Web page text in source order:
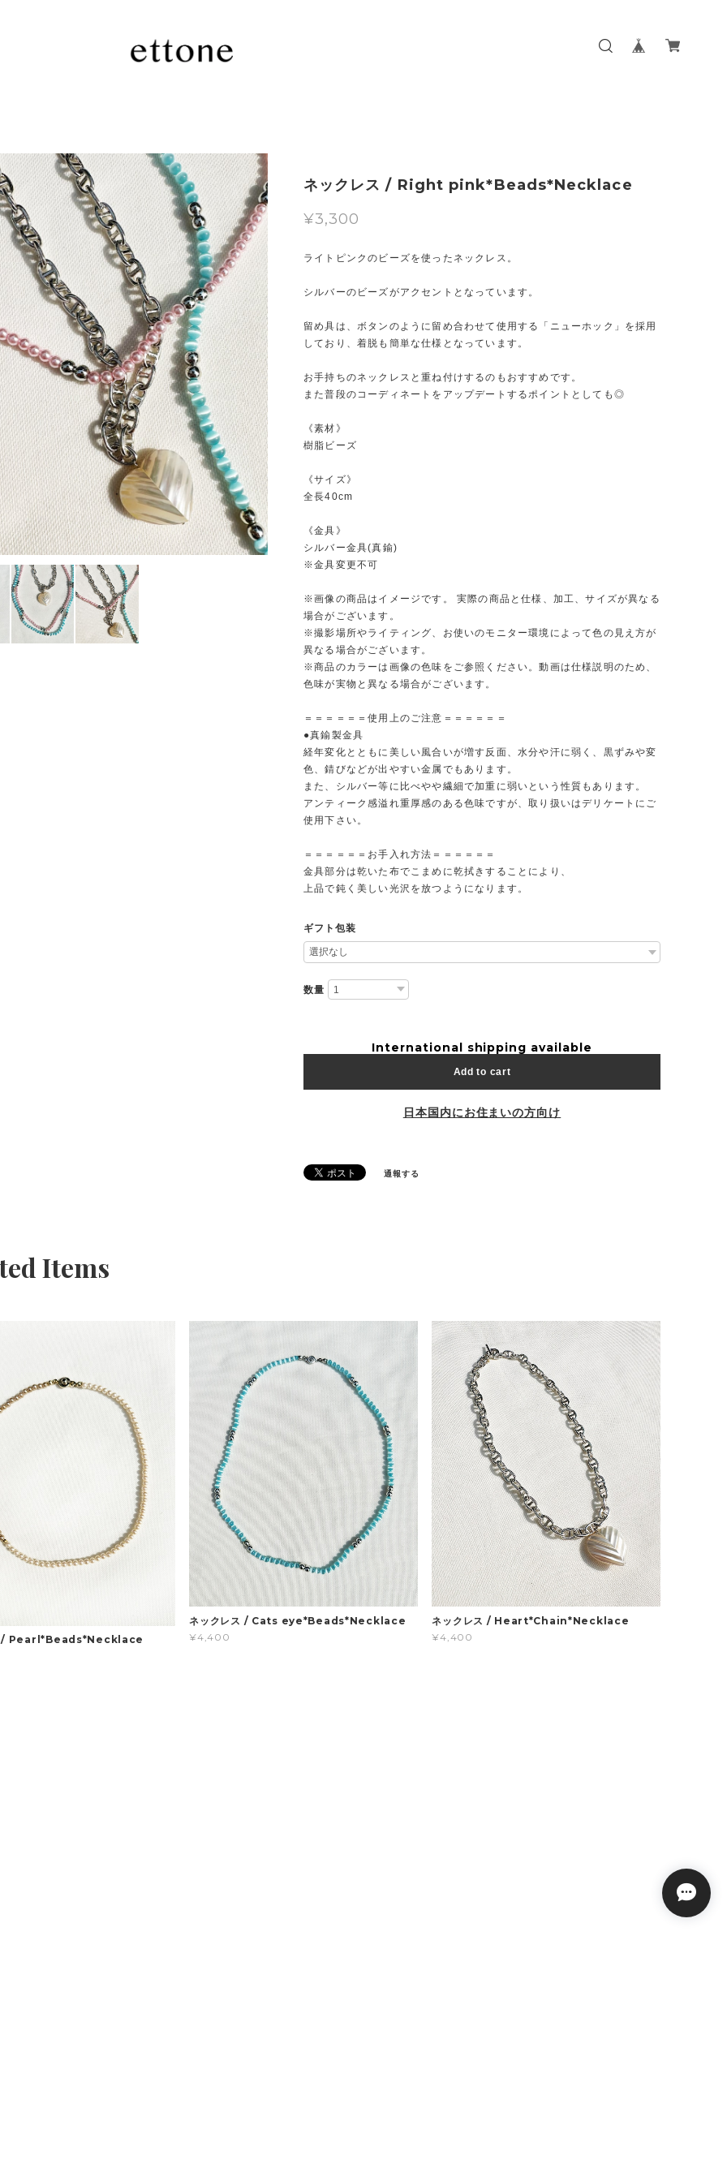
ネックレス / Right pink*Beads*Necklace
¥3,300
ライトピンクのビーズを使ったネックレス。
シルバーのビーズがアクセントとなっています。
留め具は、ボタンのように留め合わせて使用する「ニューホック」を採用
しており、着脱も簡単な仕様となっています。
お手持ちのネックレスと重ね付けするのもおすすめです。
また普段のコーディネートをアップデートするポイントとしても◎
《素材》
樹脂ビーズ
《サイズ》
全長40cm
《金具》
シルバー金具(真鍮)
※金具変更不可
※画像の商品はイメージです。 実際の商品と仕様、加工、サイズが異なる
場合がございます。
※撮影場所やライティング、お使いのモニター環境によって色の見え方が
異なる場合がございます。
※商品のカラーは画像の色味をご参照ください。動画は仕様説明のため、
色味が実物と異なる場合がございます。
＝＝＝＝＝＝使用上のご注意＝＝＝＝＝＝
●真鍮製金具
経年変化とともに美しい風合いが増す反面、水分や汗に弱く、黒ずみや変
色、錆びなどが出やすい金属でもあります。
また、シルバー等に比べやや繊細で加重に弱いという性質もあります。
アンティーク感溢れ重厚感のある色味ですが、取り扱いはデリケートにご
使用下さい。
＝＝＝＝＝＝お手入れ方法＝＝＝＝＝＝
金具部分は乾いた布でこまめに乾拭きすることにより、
上品で鈍く美しい光沢を放つようになります。
ギフト包装
数量
International shipping available
Add to cart
日本国内にお住まいの方向け
通報する
Items
/ Pearl*Beads*Necklace
ネックレス / Cats eye*Beads*Necklace
¥4,400
ネックレス / Heart*Chain*Necklace
¥4,400